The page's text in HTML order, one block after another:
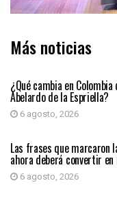
Más noticias
¿Qué cambia en
Abelardo de la Espriella?
6 agosto, 2026
PRIMER PLANO
Las frases que marcaron
ahora deberá convertir
6 agosto, 2026